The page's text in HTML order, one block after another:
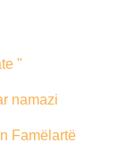
"
namazi
Famëlartë